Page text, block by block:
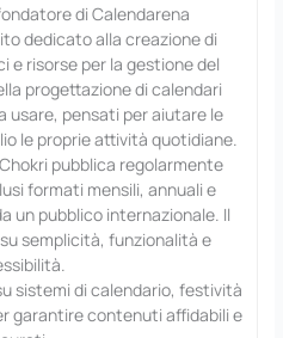
di Calendarena
dedicato alla creazione di
e risorse per la gestione del
progettazione di calendari
usare, pensati per aiutare le
le proprie attività quotidiane.
pubblica regolarmente
formati mensili, annuali e
un pubblico internazionale. Il
semplicità, funzionalità e
sistemi di calendario, festività
garantire contenuti affidabili e